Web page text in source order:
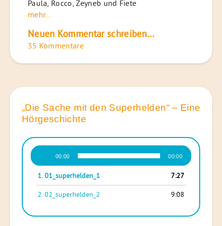
Paula, Rocco, Zeyneb und Fiete
mehr...
Neuen Kommentar schreiben...
35 Kommentare
„Die Sache mit den Superhelden“ – Eine
Hörgeschichte
Audio-
Player
00:00 00:00
1.01_superhelden_1 7:27
2.02_superhelden_2 9:08